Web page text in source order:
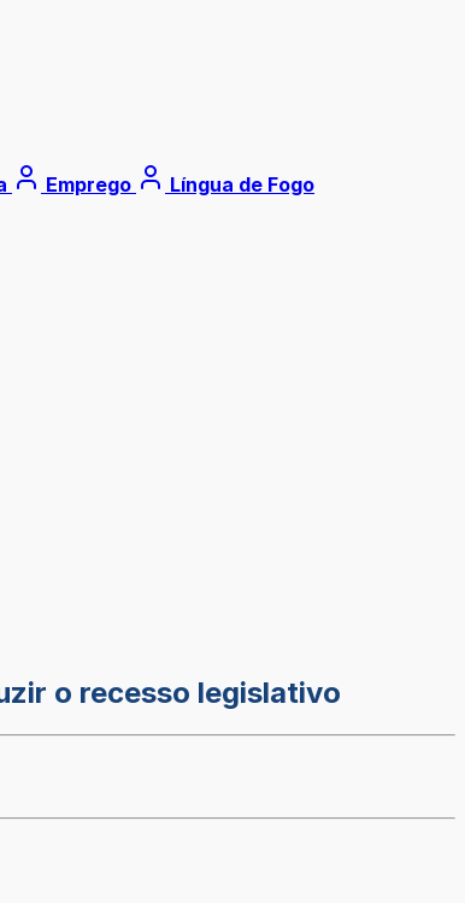
Emprego Língua de Fogo
o recesso legislativo